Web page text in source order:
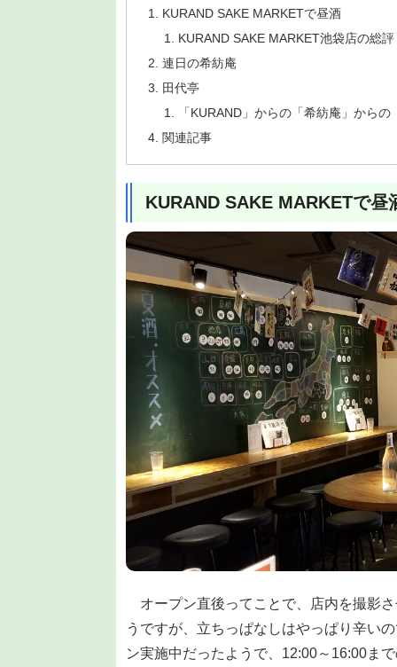
KURAND SAKE MARKETで昼酒
KURAND SAKE MARKET池袋店の総評
連日の希紡庵
田代亭
「KURAND」からの「希紡庵」から
関連記事
KURAND SAKE MARKETで昼
オープン直後ってことで、店内を撮影
うですが、立ちっぱなしはやっぱり辛い
ン実施中だったようで、12:00～16:00ま